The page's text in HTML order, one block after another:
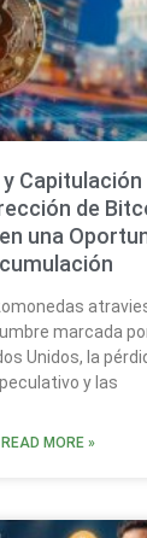
Capitulación
de
una
marcada
Unidos, la
y las
READ MORE »